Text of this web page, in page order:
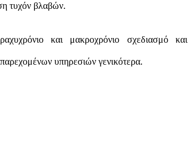
τυχόν βλαβών.
και μακροχρόνιο σχεδιασμό και
υπηρεσιών γενικότερα.